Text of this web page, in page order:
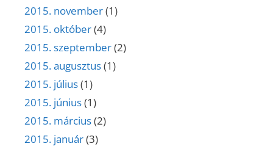
2015. november(1)
2015. október(4)
2015. szeptember(2)
2015. augusztus(1)
2015. július(1)
2015. június(1)
2015. március(2)
2015. január(3)